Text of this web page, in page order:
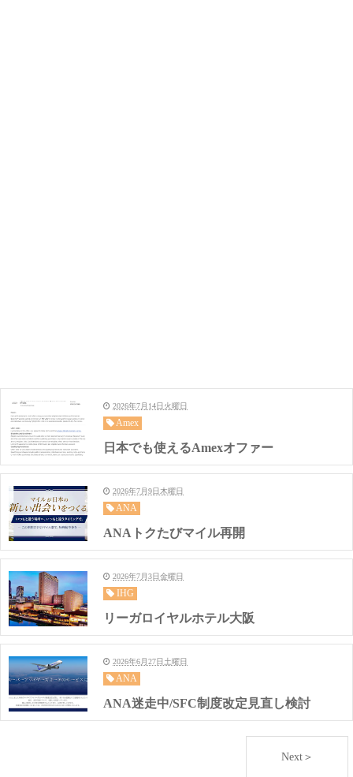
2026年7月14日火曜日
Amex
日本でも使えるAmexオファー
2026年7月9日木曜日
ANA
ANAトクたびマイル再開
2026年7月3日金曜日
IHG
リーガロイヤルホテル大阪
2026年6月27日土曜日
ANA
ANA迷走中/SFC制度改定見直し検討
Next＞